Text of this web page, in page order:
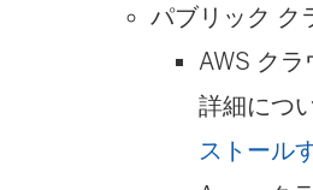
パブリック ク
AWS クラ
詳細につ
ストール